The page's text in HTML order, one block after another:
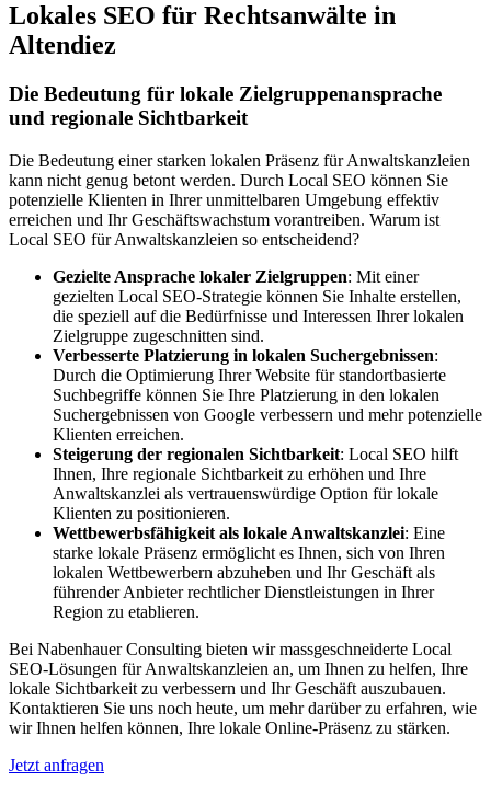
Lokales SEO für Rechtsanwälte in
Altendiez
Die Bedeutung für lokale Zielgruppenansprache
und regionale Sichtbarkeit
Die Bedeutung einer starken lokalen Präsenz für Anwaltskanzleien
kann nicht genug betont werden. Durch Local SEO können Sie
potenzielle Klienten in Ihrer unmittelbaren Umgebung effektiv
erreichen und Ihr Geschäftswachstum vorantreiben. Warum ist
Local SEO für Anwaltskanzleien so entscheidend?
Gezielte Ansprache lokaler Zielgruppen: Mit einer
gezielten Local SEO-Strategie können Sie Inhalte erstellen,
die speziell auf die Bedürfnisse und Interessen Ihrer lokalen
Zielgruppe zugeschnitten sind.
Verbesserte Platzierung in lokalen Suchergebnissen:
Durch die Optimierung Ihrer Website für standortbasierte
Suchbegriffe können Sie Ihre Platzierung in den lokalen
Suchergebnissen von Google verbessern und mehr potenzielle
Klienten erreichen.
Steigerung der regionalen Sichtbarkeit: Local SEO hilft
Ihnen, Ihre regionale Sichtbarkeit zu erhöhen und Ihre
Anwaltskanzlei als vertrauenswürdige Option für lokale
Klienten zu positionieren.
Wettbewerbsfähigkeit als lokale Anwaltskanzlei: Eine
starke lokale Präsenz ermöglicht es Ihnen, sich von Ihren
lokalen Wettbewerbern abzuheben und Ihr Geschäft als
führender Anbieter rechtlicher Dienstleistungen in Ihrer
Region zu etablieren.
Bei Nabenhauer Consulting bieten wir massgeschneiderte Local
SEO-Lösungen für Anwaltskanzleien an, um Ihnen zu helfen, Ihre
lokale Sichtbarkeit zu verbessern und Ihr Geschäft auszubauen.
Kontaktieren Sie uns noch heute, um mehr darüber zu erfahren, wie
wir Ihnen helfen können, Ihre lokale Online-Präsenz zu stärken.
Jetzt anfragen